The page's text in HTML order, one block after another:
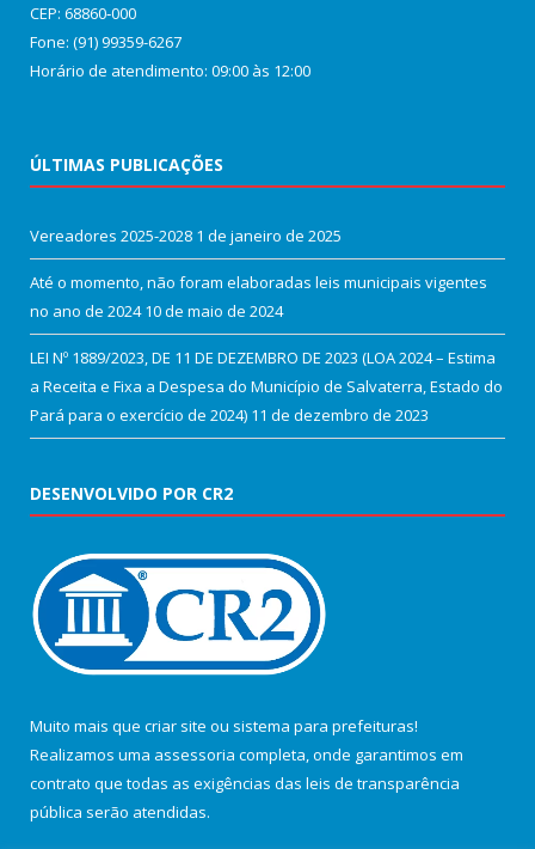
CEP: 68860‑000
Fone: (91) 99359-6267
Horário de atendimento: 09:00 às 12:00
ÚLTIMAS PUBLICAÇÕES
Vereadores 2025-2028 1 de janeiro de 2025
Até o momento, não foram elaboradas leis municipais vigentes
no ano de 2024 10 de maio de 2024
LEI Nº 1889/2023, DE 11 DE DEZEMBRO DE 2023 (LOA 2024 – Estima
a Receita e Fixa a Despesa do Município de Salvaterra, Estado do
Pará para o exercício de 2024) 11 de dezembro de 2023
DESENVOLVIDO POR CR2
Muito mais que criar site ou sistema para prefeituras!
Realizamos uma assessoria completa, onde garantimos em
contrato que todas as exigências das leis de transparência
pública serão atendidas.